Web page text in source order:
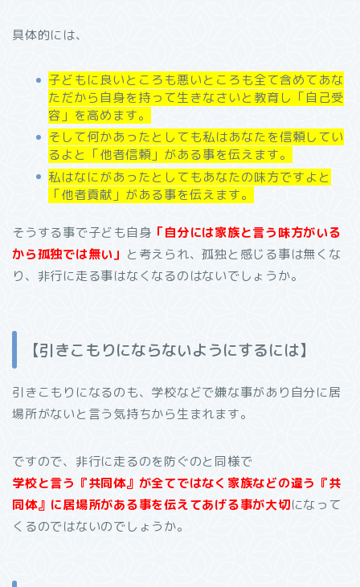
具体的には、
子どもに良いところも悪いところも全て含めてあな
ただから自身を持って生きなさいと教育し「自己受
容」を高めます。
そして何かあったとしても私はあなたを信頼してい
るよと「他者信頼」がある事を伝えます。
私はなにがあったとしてもあなたの味方ですよと
「他者貢献」がある事を伝えます。
そうする事で子ども自身 「自分には家族と言う味方がいる
から孤独では無い」 と考えられ、孤独と感じる事は無くな
り、非行に走る事はなくなるのはないでしょうか。
【引きこもりにならないようにするには】
引きこもりになるのも、学校などで嫌な事があり自分に居
場所がないと言う気持ちから生まれます。
ですので、非行に走るのを防ぐのと同様で
学校と言う『共同体』が全てではなく家族などの違う『共
同体』に居場所がある事を伝えてあげる事が大切になって
くるのではないのでしょうか。